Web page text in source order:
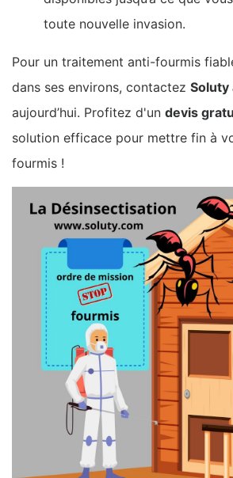
toute nouvelle invasion.
Pour un traitement anti-fourmis
dans ses environs, contactez Soluty
aujourd’hui. Profitez d'un devis
solution efficace pour mettre fin à
fourmis !